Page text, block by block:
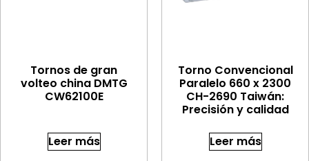
Tornos de gran
volteo china DMTG
CW62100E
Leer más
Torno Convencional
Paralelo 660 x 2300
CH-2690 Taiwán:
Precisión y calidad
Leer más